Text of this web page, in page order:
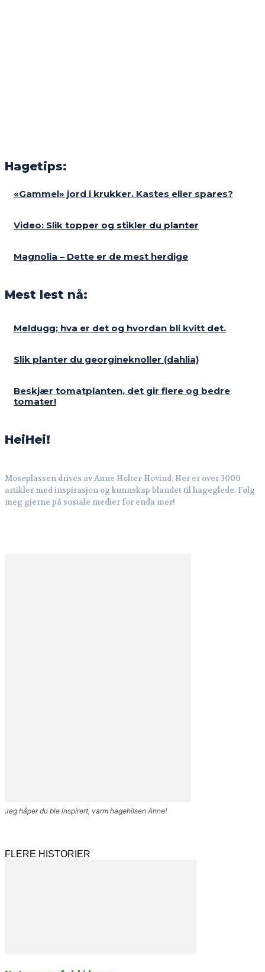
Hagetips:
«Gammel» jord i krukker. Kastes eller spares?
Video: Slik topper og stikler du planter
Magnolia – Dette er de mest herdige
Mest lest nå:
Meldugg; hva er det og hvordan bli kvitt det.
Slik planter du georgineknoller (dahlia)
Beskjær tomatplanten, det gir flere og bedre
tomater!
HeiHei!
Moseplassen drives av Anne Holter-Hovind. Her er over 3000
artikler med inspirasjon og kunnskap blandet til hageglede. Følg
meg gjerne på sosiale medier for enda mer!
Jeg håper du ble inspirert, varm hagehilsen Anne!
FLERE HISTORIER